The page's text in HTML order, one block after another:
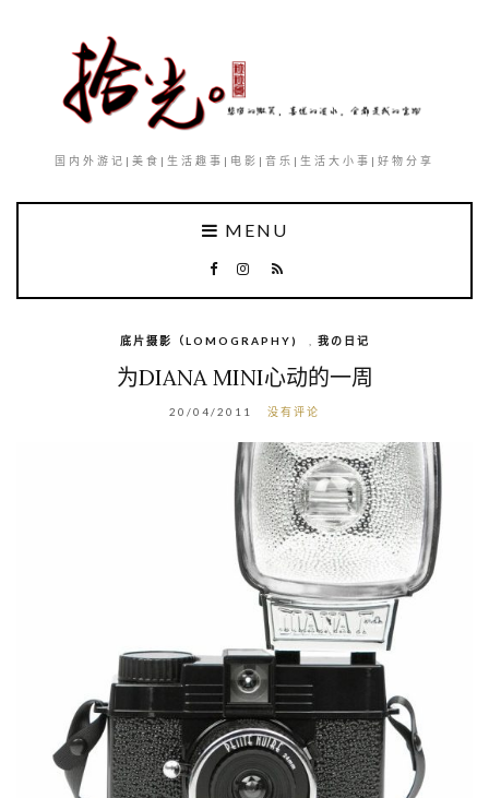
国内外游记|美食|生活趣事|电影|音乐|生活大小事|好物分享
MENU
底片摄影（LOMOGRAPHY) 我の日记
为DIANA MINI心动的一周
20/04/2011 没有评论